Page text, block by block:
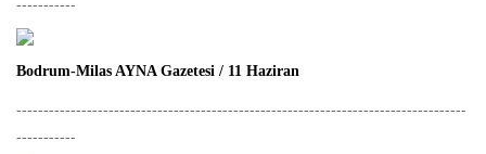
Bodrum-Milas AYNA Gazetesi / 11 Haziran
-----------------------------------------------------------------------------------
-----------